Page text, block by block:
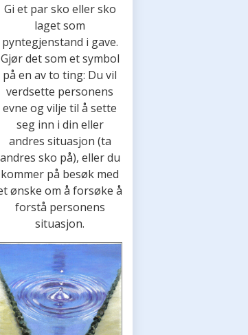
Gi et par sko eller sko
laget som
pyntegjenstand i gave.
Gjør det som et symbol
på en av to ting: Du vil
verdsette personens
evne og vilje til å sette
seg inn i din eller
andres situasjon (ta
andres sko på), eller du
kommer på besøk med
ønske om å forsøke å
forstå personens
situasjon.